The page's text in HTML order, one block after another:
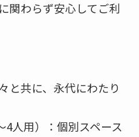
関わらず安心してご利
と共に、永代にわたり
人用）：個別スペース